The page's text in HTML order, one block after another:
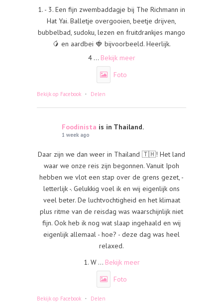
1. - 3. Een fijn zwembaddagje bij The Richmann in
Hat Yai. Balletje overgooien, beetje drijven,
bubbelbad, sudoku, lezen en fruitdrankjes mango
🥭 en aardbei 🍓 bijvoorbeeld. Heerlijk.
4 ... Bekijk meer
Foto
Bekijk op Facebook · Delen
Foodinista is in Thailand.
1 week ago
Daar zijn we dan weer in Thailand 🇹🇭! Het land
waar we onze reis zijn begonnen. Vanuit Ipoh
hebben we vlot een stap over de grens gezet, -
letterlijk -. Gelukkig voel ik en wij eigenlijk ons
veel beter. De luchtvochtigheid en het klimaat
plus ritme van de reisdag was waarschijnlijk niet
fijn. Ook heb ik nog wat slaap ingehaald en wij
eigenlijk allemaal - hoe? - deze dag was heel
relaxed.
1. W ... Bekijk meer
Foto
Bekijk op Facebook · Delen